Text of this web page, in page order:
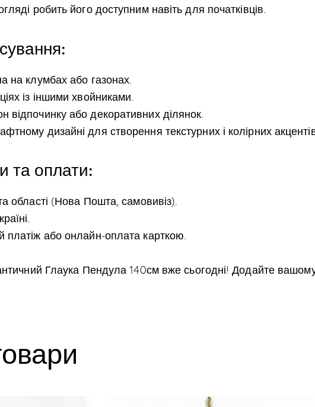
робить його доступним навіть для початківців.
на клумбах або газонах.
із іншими хвойниками.
або декоративних ділянок.
дизайні для створення текстурних і колірних
та оплати:
області (Нова Пошта, самовивіз).
платіж або онлайн-оплата карткою.
Глаука Пендула 140см вже сьогодні! Додайте вашому